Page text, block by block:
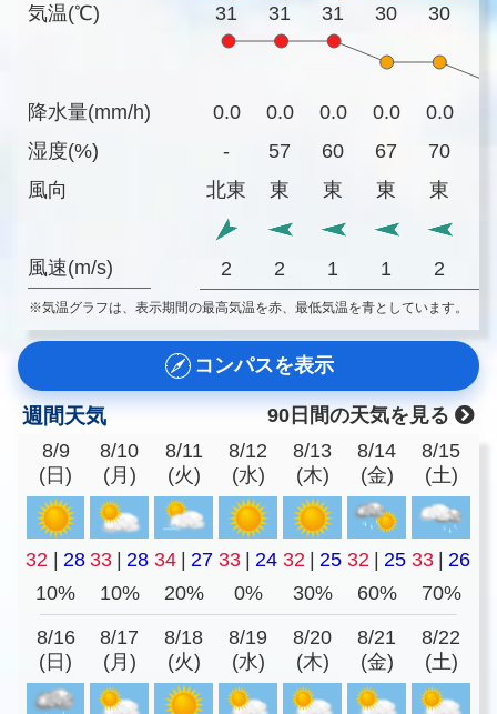
気温(℃)
降水量(mm/h)
湿度(%)
風向
風速(m/s)
31 31 31 30 30
0.0 0.0 0.0 0.0 0.0
-
57 60 67 70
北東
東 東 東 東
2 2 1 1 2
※気温グラフは、表示期間の最高気温を赤、最低気温を青としています。
コンパスを表示
週間天気
90日間の天気を見る
8/9
(日)
8/10
(月)
8/11
(火)
8/12
(水)
8/13
(木)
8/14
(金)
8/15
(土)
32 | 28 33 | 28 34 | 27 33 | 24 32 | 25 32 | 25 33 | 26
10%
10% 20% 0% 30% 60% 70%
8/16
(日)
8/17
(月)
8/18
(火)
8/19
(水)
8/20
(木)
8/21
(金)
8/22
(土)